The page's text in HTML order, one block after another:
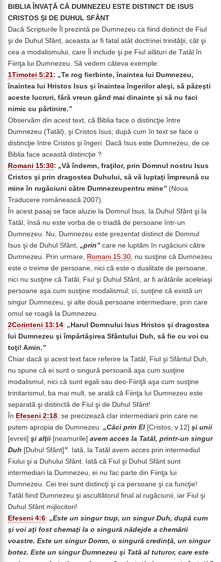
BIBLIA ÎNVAŢĂ CĂ DUMNEZEU ESTE DISTINCT DE ISUS
CRISTOS ŞI DE DUHUL SFÂNT
Dacă Scripturile Îl prezintă pe Dumnezeu ca fiind distinct de Fiul
şi de Duhul Sfânt, aceasta ar fi fatal atât doctrinei trinităţii, cât şi
cea a modalismului, care Îl include şi pe Fiul alături de Tatăl în
Fiinţa lui Dumnezeu. Să vedem câteva exemple:
1Timotei 5:21: „Te rog fierbinte, înaintea lui Dumnezeu,
înaintea lui Hristos Isus şi înaintea îngerilor aleşi, să păzeşti
aceste lucruri, fără vreun gând mai dinainte şi să nu faci
nimic cu părtinire.”
Observăm din acest text, că Biblia face o distincţie între
Dumnezeu (Tatăl), şi Cristos Isus; după cum în text se face o
distincţie între Cristos şi îngeri. Dacă Isus este Dumnezeu, de ce
Biblia face această distincţie ?
Romani 15:30: „Vă îndemn, fraţilor, prin Domnul nostru Isus
Cristos şi prin dragostea Duhului, să vă luptaţi împreună cu
mine în rugăciuni către Dumnezeupentru mine” (Noua
Traducere românească 2007).
În acest pasaj se face aluzie la Domnul Isus, la Duhul Sfânt şi la
Tatăl, însă nu este vorba de o triadă de persoane într-un
Dumnezeu. Nu, Dumnezeu este prezentat distinct de Domnul
Isus şi de Duhul Sfânt, „prin” care ne luptăm în rugăciuni către
Dumnezeu. Prin urmare, Romani 15:30, nu susţine că Dumnezeu
este o treime de persoane, nici că este o dualitate de persoane,
nici nu susţine că Tatăl, Fiul şi Duhul Sfânt, ar fi arătările aceleiaşi
persoane aşa cum susţine modalismul; ci, susţine că există un
singur Dumnezeu, şi alte două persoane intermediare, prin care
omul se roagă la Dumnezeu.
2Corinteni 13:14: „ Harul Domnului Isus Hristos şi dragostea
lui Dumnezeu şi împărtăşirea Sfântului Duh, să fie cu voi cu
toţi! Amin.”
Chiar dacă şi acest text face referire la Tatăl, Fiul şi Sfântul Duh,
nu spune că ei sunt o singură persoană aşa cum susţine
modalismul, nici că sunt egali sau deo-Fiinţă aşa cum susţine
trinitarismul, ba mai mult, se arată că Fiinţa lui Dumnezeu este
separată şi distinctă de Fiul şi de Duhul Sfânt!
În Efeseni 2:18, se precizează clar intermediarii prin care ne
putem apropia de Dumnezeu: „Căci prin El [Cristos, v.12] şi unii
[evreii] şi alţii [neamurile] avem acces la Tatăl, printr-un singur
Duh [Duhul Sfânt] ”. Iată, la Tatăl avem acces prin intermediul
Fiului şi a Duhului Sfânt. Iată că Fiul şi Duhul Sfânt sunt
intermediari la Dumnezeu, ei nu fac parte din Fiinţa lui
Dumnezeu. Cei trei sunt distincţi şi ca persoane şi ca funcţie!
Tatăl fiind Dumnezeu şi ascultătorul final al rugăciunii, iar Fiul şi
Duhul Sfânt mijlocitori!
Efeseni 4:6: „Este un singur trup, un singur Duh, după cum
şi voi aţi fost chemaţi la o singură nădejde a chemării
voastre. Este un singur Domn, o singură credinţă, un singur
botez. Este un singur Dumnezeu şi Tată al tuturor, care este